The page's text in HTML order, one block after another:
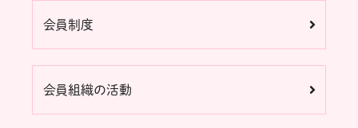
会員制度
会員組織の活動